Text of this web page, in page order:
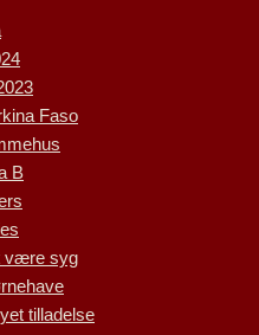
Faso
B
være syg
tilladelse